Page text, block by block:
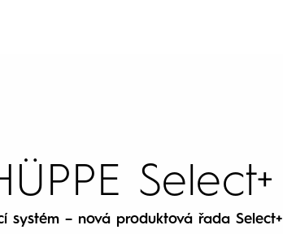
Select+
systém – nová produktová řada Select+